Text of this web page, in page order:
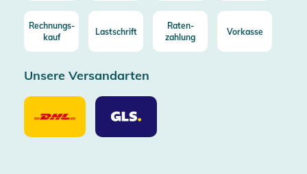
Rechnungs-
kauf
Lastschrift
Raten-
zahlung
Vorkasse
Unsere Versandarten
Unsere
Versandarten
DHL
Unsere
Versandarten
GLS